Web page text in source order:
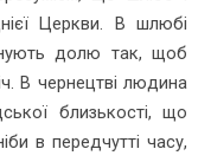
Церкви. В шлюбі
долю так, щоб
В чернецтві людина
близькості, що
в передчутті часу,